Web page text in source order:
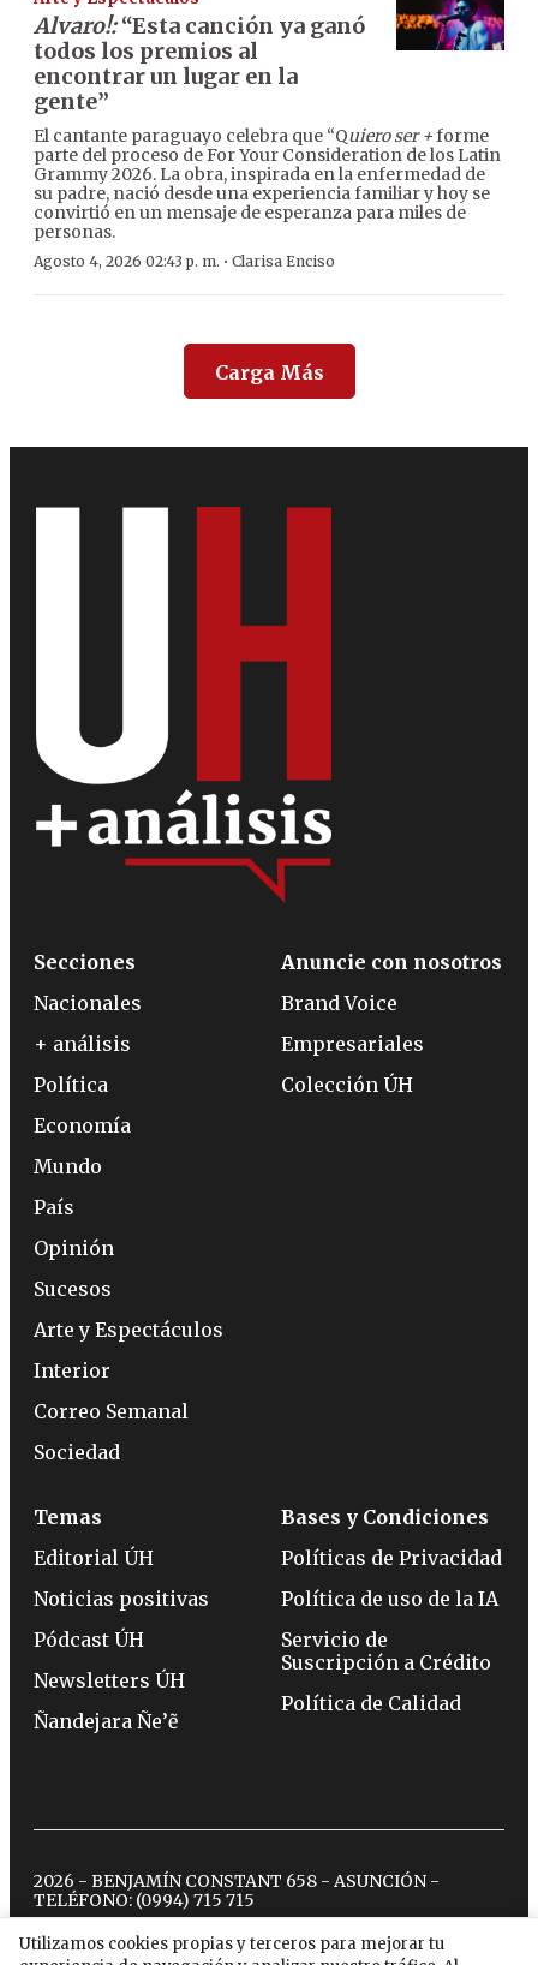
Alvaro!:“Esta canción ya ganó
todos los premios al
encontrar un lugar en la
gente”
El cantante paraguayo celebra que “Quiero ser +forme
parte del proceso de For Your Consideration de los Latin
Grammy 2026. La obra, inspirada en la enfermedad de
su padre, nació desde una experiencia familiar y hoy se
convirtió en un mensaje de esperanza para miles de
personas.
Agosto 4, 2026 02:43 p. m. · Clarisa Enciso
Carga Más
Utilizamos cookies propias y terceros para mejorar tu
Secciones
Nacionales
+ análisis
Política
Economía
Mundo
País
Opinión
Sucesos
Arte y Espectáculos
Interior
Correo Semanal
Sociedad
Anuncie con nosotros
Brand Voice
Empresariales
Colección ÚH
Temas
Editorial ÚH
Noticias positivas
Pódcast ÚH
Newsletters ÚH
Ñandejara Ñe’ẽ
Bases y Condiciones
Políticas de Privacidad
Política de uso de la IA
Servicio de
Suscripción a Crédito
Política de Calidad
2026 - BENJAMÍN CONSTANT 658 - ASUNCIÓN -
TELÉFONO: (0994) 715 715